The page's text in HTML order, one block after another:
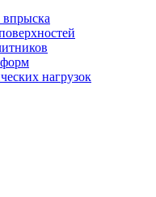
впрыска
нагрузок